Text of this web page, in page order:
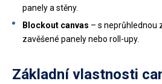
panely a stěny.
Blockout canvas – s neprůhlednou
zavěšené panely nebo roll-upy.
Základní vlastnosti